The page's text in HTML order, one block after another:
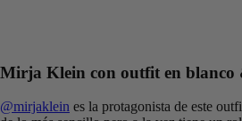
Mirja Klein con outfit en blanco
@mirjaklein es la protagonista de este